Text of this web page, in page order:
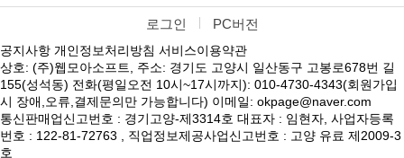
로그인 PC버전
공지사항 개인정보처리방침 서비스이용약관
상호: (주)웹모아소프트, 주소: 경기도 고양시 일산동구 고봉로678번 길
155(성석동) 전화(평일오전 10시~17시까지): 010-4730-4343(회원가입
시 장애,오류,결제문의만 가능합니다) 이메일: okpage@naver.com
통신판매업신고번호 : 경기고양-제3314호 대표자 : 임현자, 사업자등록
번호 : 122-81-72763 , 직업정보제공사업신고번호 : 고양 유료 제2009-3
호